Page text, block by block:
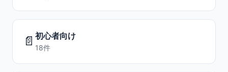
📄 初心者向け
18件